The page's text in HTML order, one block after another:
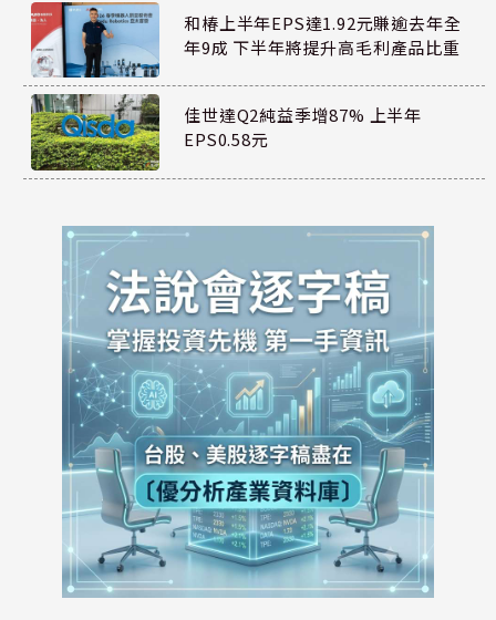
和椿上半年EPS達1.92元賺逾去年全
年9成 下半年將提升高毛利產品比重
佳世達Q2純益季增87% 上半年
EPS0.58元